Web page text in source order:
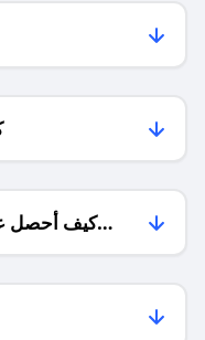
كيف أحصل